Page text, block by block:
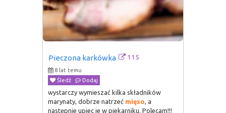
Pieczona karkówka 115
8 lat temu
Śledź
Dodaj
wystarczy wymieszać kilka składników
marynaty, dobrze natrzeć mięso, a
następnie upiec je w piekarniku. Polecam!!!